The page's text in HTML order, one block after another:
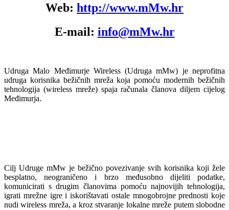
Web: http://www.mMw.hr
E-mail: info@mMw.hr
Udruga Malo Međimurje Wireless (Udruga mMw) je neprofitna
udruga korisnika bežičnih mreža koja pomoću modernih bežičnih
tehnologija (wireless mreže) spaja računala članova diljem cijelog
Međimurja.
Cilj Udruge mMw je bežično povezivanje svih korisnika koji žele
besplatno, neograničeno i brzo međusobno dijeliti podatke,
komunicirati s drugim članovima pomoću najnovijih tehnologija,
igrati mrežne igre i iskorištavati ostale mnogobrojne prednosti koje
nudi wireless mreža, a kroz stvaranje lokalne mreže putem slobodne